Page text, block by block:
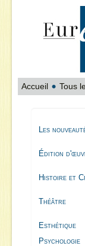
Accueil Tous
Les
Édition
Histoire et
Théâtre
Esthétique
Psychologie